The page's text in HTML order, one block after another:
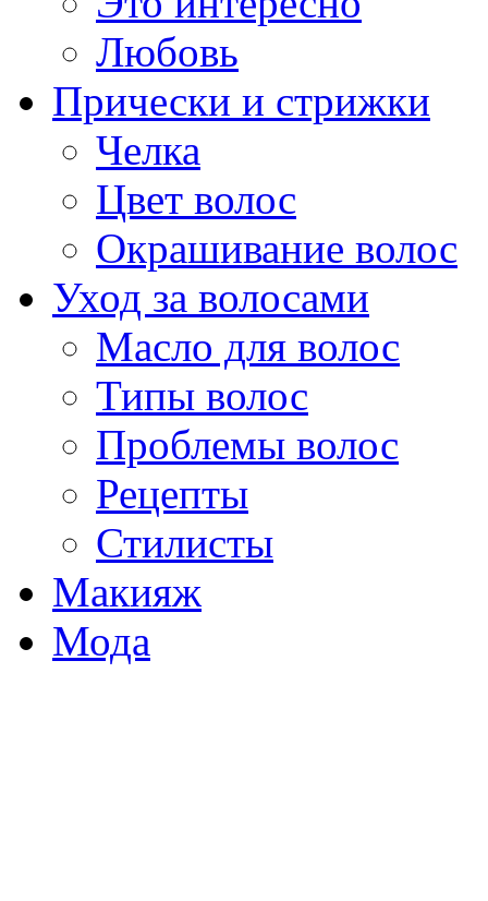
Любовь
Прически и стрижки
Челка
Цвет волос
Окрашивание волос
Уход за волосами
Масло для волос
Типы волос
Проблемы волос
Рецепты
Стилисты
Макияж
Мода